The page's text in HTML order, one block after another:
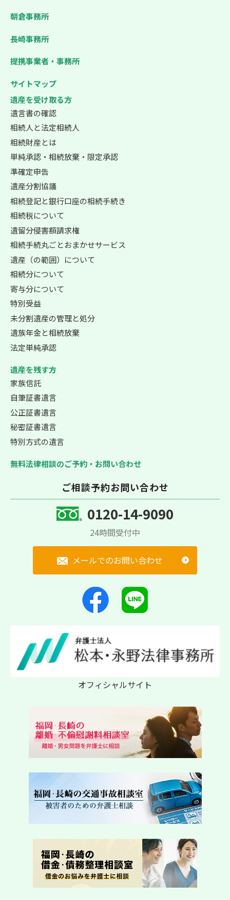
朝倉事務所
長崎事務所
提携事業者・事務所
サイトマップ
遺産を受け取る方
遺言書の確認
相続人と法定相続人
相続財産とは
単純承認・相続放棄・限定承認
準確定申告
遺産分割協議
相続登記と銀行口座の相続手続き
相続税について
遺留分侵害額請求権
相続手続丸ごとおまかせサービス
遺産（の範囲）について
相続分について
寄与分について
特別受益
未分割遺産の管理と処分
遺族年金と相続放棄
法定単純承認
遺産を残す方
家族信託
自筆証書遺言
公正証書遺言
秘密証書遺言
特別方式の遺言
無料法律相談のご予約・お問い合わせ
ご相談予約お問い合わせ
0120-14-9090
24時間受付中
メールでのお問い合わせ
オフィシャルサイト